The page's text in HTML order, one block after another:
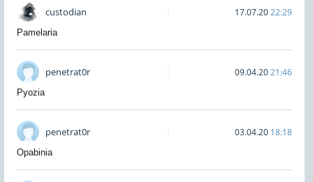
custodian 17.07.2022:29
Pamelaria
penetrat0r 09.04.2021:46
Pyozia
penetrat0r 03.04.20 18:18
Opabinia